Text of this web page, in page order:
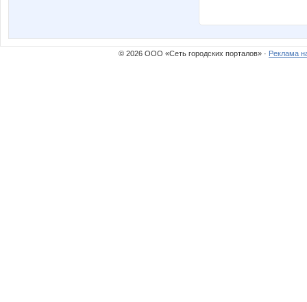
© 2026 ООО «Сеть городских порталов» · Реклама